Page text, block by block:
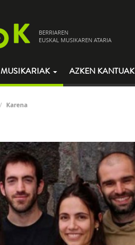
BERRIAREN
EUSKAL MUSIKAREN ATARIA
MUSIKARIAK AZKEN KANTUAK
Karena